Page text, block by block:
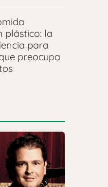
plástico: la
para
preocupa